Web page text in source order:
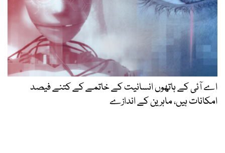
اے آئی کے ہاتھوں انسانیت کے خاتمے کے کتنے فیصد
امکانات ہیں، ماہرین کے اندازے